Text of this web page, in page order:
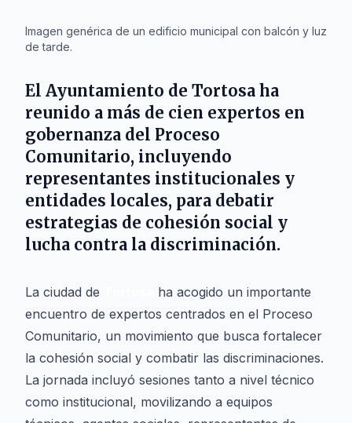
Imagen genérica de un edificio municipal con balcón y luz
de tarde.
El Ayuntamiento de Tortosa ha
reunido a más de cien expertos en
gobernanza del Proceso
Comunitario, incluyendo
representantes institucionales y
entidades locales, para debatir
estrategias de cohesión social y
lucha contra la discriminación.
La ciudad de
ha acogido un importante
encuentro de expertos centrados en el Proceso
Comunitario, un movimiento que busca fortalecer
la cohesión social y combatir las discriminaciones.
La jornada incluyó sesiones tanto a nivel técnico
como institucional, movilizando a equipos